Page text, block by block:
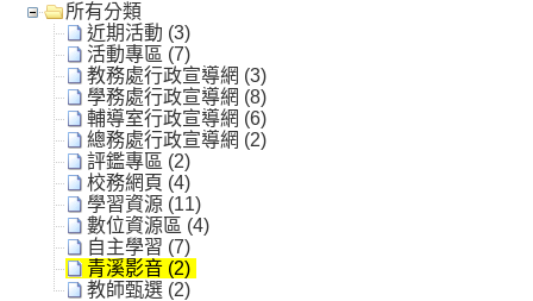
所有分類
近期活動 (3)
活動專區 (7)
教務處行政宣導網 (3)
學務處行政宣導網 (8)
輔導室行政宣導網 (6)
總務處行政宣導網 (2)
評鑑專區 (2)
校務網頁 (4)
學習資源 (11)
數位資源區 (4)
自主學習 (7)
青溪影音 (2)
教師甄選 (2)